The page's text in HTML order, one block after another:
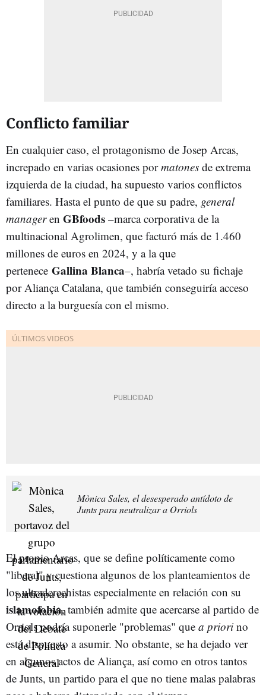
Conflicto familiar
En cualquier caso, el protagonismo de Josep Arcas,
increpado en varias ocasiones pormatones de extrema
izquierda de la ciudad, ha supuesto varios conflictos
familiares. Hasta el punto de que su padre, general
manageren GBfoods –marca corporativa de la
multinacional Agrolimen, que facturó más de 1.460
millones de euros en 2024, y a la que
pertenece Gallina Blanca–, habría vetado su fichaje
por Aliança Catalana, que también conseguiría acceso
directo a la burguesía con el mismo.
Mònica Sales, el desesperado antídoto de
Junts para neutralizar a Orriols
El propio Arcas, que se define políticamente como
"liberal" y cuestiona algunos de los planteamientos de
los ultraderechistas especialmente en relación con su
islamofobia, también admite que acercarse al partido de
Orriols podría suponerle "problemas" que a priori no
está dispuesto a asumir. No obstante, se ha dejado ver
en algunos actos de Aliança, así como en otros tantos
de Junts, un partido para el que no tiene malas palabras